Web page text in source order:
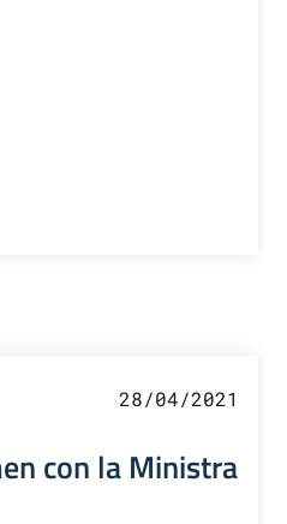
28/04/2021
con la Ministra